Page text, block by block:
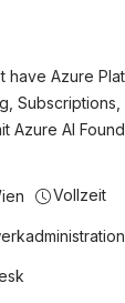
have Azure
Subscriptions,
Azure AI
Vollzeit